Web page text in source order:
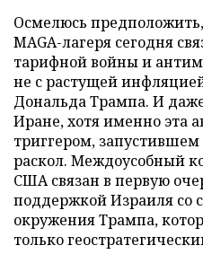
Осмелюсь предположить,
MAGA-лагеря сегодня
тарифной войны и
не с растущей
Дональда Трампа. И
Иране, хотя именно эта
триггером, запустившем
раскол. Междоусобный
США связан в первую
поддержкой Израиля со
окружения Трампа,
только